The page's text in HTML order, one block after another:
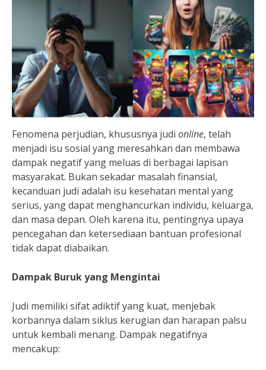
Fenomena perjudian, khususnya judi online, telah
menjadi isu sosial yang meresahkan dan membawa
dampak negatif yang meluas di berbagai lapisan
masyarakat. Bukan sekadar masalah finansial,
kecanduan judi adalah isu kesehatan mental yang
serius, yang dapat menghancurkan individu, keluarga,
dan masa depan. Oleh karena itu, pentingnya upaya
pencegahan dan ketersediaan bantuan profesional
tidak dapat diabaikan.
Dampak Buruk yang Mengintai
Judi memiliki sifat adiktif yang kuat, menjebak
korbannya dalam siklus kerugian dan harapan palsu
untuk kembali menang. Dampak negatifnya
mencakup: